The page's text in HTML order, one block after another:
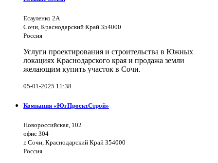
Есауленко 2А
Сочи, Краснодарский Край 354000
Россия
Услуги проектирования и строительства в Южных
локациях Краснодарского края и продажа земли
желающим купить участок в Сочи.
05-01-2025 11:38
Компания «ЮгПроектСтрой»
Новороссийская, 102
офис 304
г. Сочи, Краснодарский Край 354000
Россия